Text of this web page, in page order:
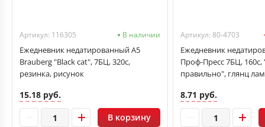
Артикул: 116305 В наличии
Ежедневник недатированный А5
Brauberg "Black cat", 7БЦ, 320с,
резинка, рисунок
15.18 руб.
В корзину
Артикул: 80-4703
Ежедневник
Проф-Пресс 7БЦ, 160с,
правильно", глянц лам
8.71 руб.